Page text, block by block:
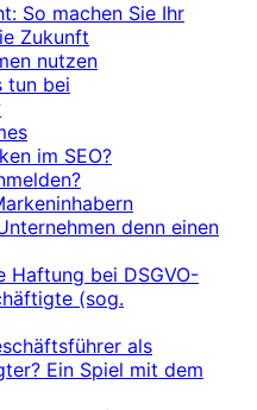
So machen Sie Ihr
Zukunft
nutzen
tun bei
im SEO?
denn einen
Haftung bei DSGVO-
(sog.
als
Ein Spiel mit dem